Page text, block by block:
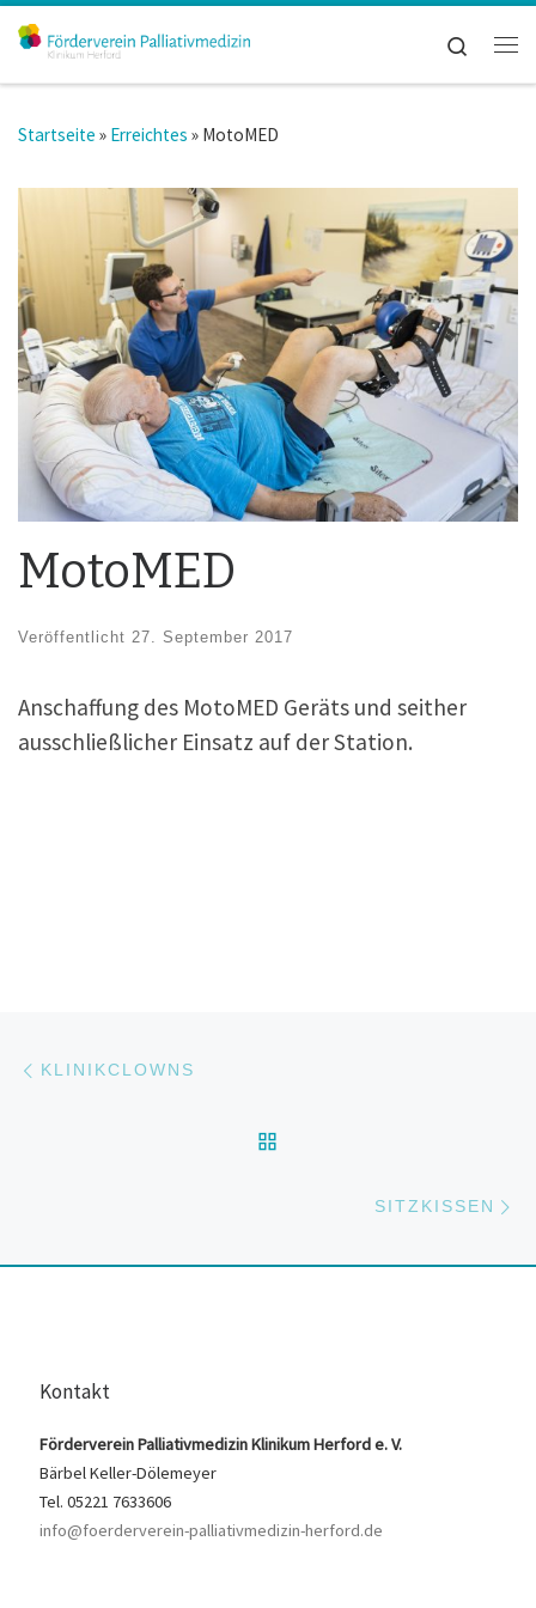
Zum Inhalt springen
Search
Startseite » Erreichtes » MotoMED
MotoMED
Veröffentlicht 27. September 2017
Anschaffung des MotoMED Geräts und seither
ausschließlicher Einsatz auf der Station.
Beitragsnavigation
KLINIKCLOWNS
SITZKISSEN
Kontakt
Förderverein Palliativmedizin Klinikum Herford e. V.
Bärbel Keller-Dölemeyer
Tel. 05221 7633606
info@foerderverein-palliativmedizin-herford.de